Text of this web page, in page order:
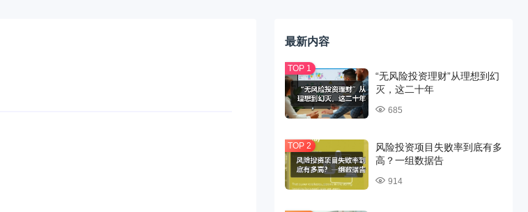
最新内容
“无风险投资理财”从理想到幻
灭，这二十年
685
风险投资项目失败率到底有多
高？一组数据告
914